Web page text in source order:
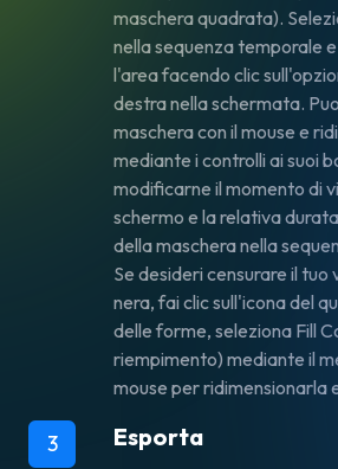
maschera quadrata).
nella sequenza temporale
l'area facendo clic
destra nella schermata.
maschera con il mouse e
mediante i controlli ai suoi
modificarne il momento di
schermo e la relativa
della maschera nella
Se desideri censurare il tuo
nera, fai clic sull'icona del
delle forme, seleziona Fill
riempimento) mediante il
mouse per ridimensionarla
3 Esporta